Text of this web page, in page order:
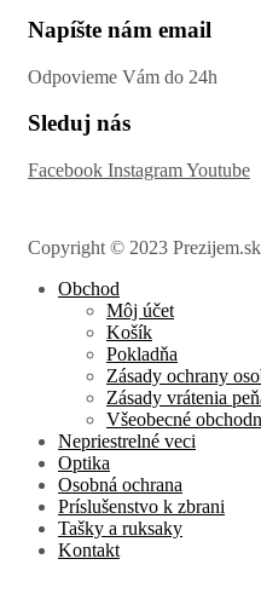
Napíšte nám email
Odpovieme Vám do 24h
Sleduj nás
Facebook InstagramYoutube
Copyright © 2023 Prezijem.sk
Obchod
Môj účet
Košík
Pokladňa
Zásady ochrany
Zásady vrátenia
Všeobecné
Nepriestrelné veci
Optika
Osobná ochrana
Príslušenstvo k zbrani
Tašky a ruksaky
Kontakt